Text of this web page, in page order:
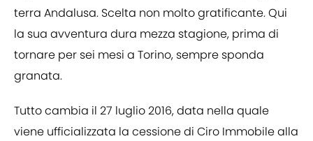
terra Andalusa. Scelta non molto gratificante. Qui
la sua avventura dura mezza stagione, prima di
tornare per sei mesi a Torino, sempre sponda
granata.
Tutto cambia il 27 luglio 2016, data nella quale
viene ufficializzata la cessione di Ciro Immobile alla